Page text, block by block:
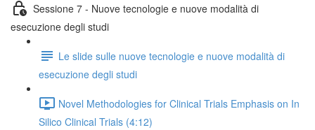
Sessione 7 - Nuove tecnologie e nuove modalità di
esecuzione degli studi
Le slide sulle nuove tecnologie e nuove modalità di
esecuzione degli studi
Novel Methodologies for Clinical Trials Emphasis on In
Silico Clinical Trials (4:12)